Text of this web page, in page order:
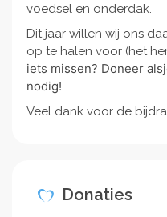
voedsel en onderdak.
Dit jaar willen wij ons
op te halen voor (het
iets missen? Doneer
nodig!
Veel dank voor de
Donaties